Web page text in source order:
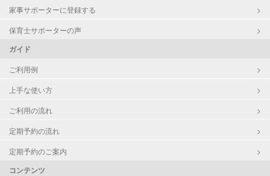
家事サポーターに登録する
保育士サポーターの声
ガイド
ご利用例
上手な使い方
ご利用の流れ
定期予約の流れ
定期予約のご案内
コンテンツ